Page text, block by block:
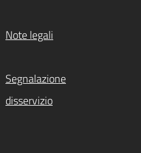
Note legali
Segnalazione
disservizio